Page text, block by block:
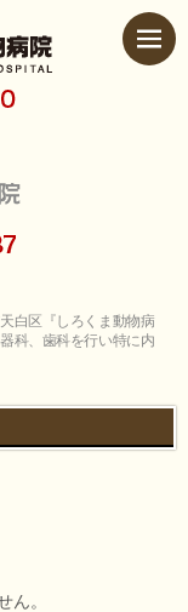
白区『しろくま動物病
科、歯科を行い特に内
ん。